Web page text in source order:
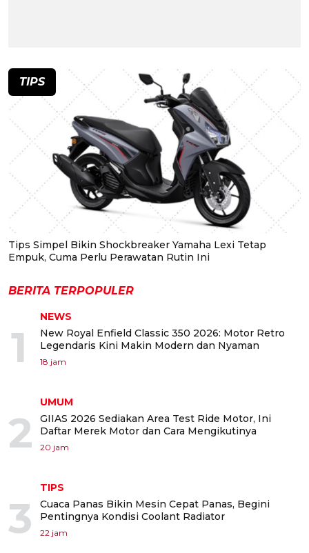
TIPS
Tips Simpel Bikin Shockbreaker Yamaha Lexi Tetap
Empuk, Cuma Perlu Perawatan Rutin Ini
BERITA TERPOPULER
1
NEWS
New Royal Enfield Classic 350 2026: Motor Retro
Legendaris Kini Makin Modern dan Nyaman
18 jam
2
UMUM
GIIAS 2026 Sediakan Area Test Ride Motor, Ini
Daftar Merek Motor dan Cara Mengikutinya
20 jam
3
TIPS
Cuaca Panas Bikin Mesin Cepat Panas, Begini
Pentingnya Kondisi Coolant Radiator
22 jam